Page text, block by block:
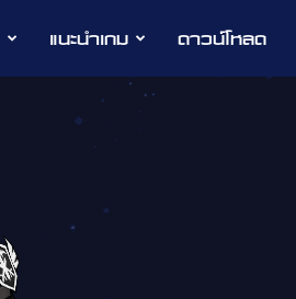
แนะนำเกม ดาวน์โหลด